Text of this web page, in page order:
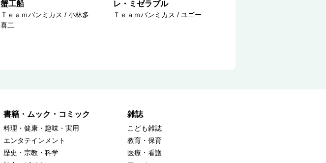
蟹工船
Ｔｅａｍバンミカス / 小林多
喜二
レ・ミゼラブル
Ｔｅａｍバンミカス / ユゴー
書籍・ムック・コミック
料理・健康・趣味・実用
エンタテインメント
歴史・宗教・科学
雑誌
こども雑誌
教育・保育
医療・看護